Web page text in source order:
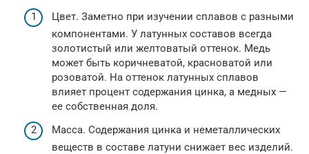
Цвет. Заметно при изучении сплавов с разными
компонентами. У латунных составов всегда
золотистый или желтоватый оттенок. Медь
может быть коричневатой, красноватой или
розоватой. На оттенок латунных сплавов
влияет процент содержания цинка, а медных —
ее собственная доля.
Масса. Содержания цинка и неметаллических
веществ в составе латуни снижает вес изделий.